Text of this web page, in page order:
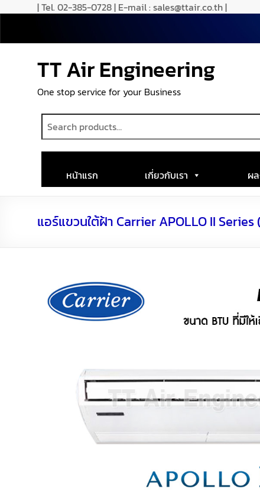
| Tel. 02-385-0728 | E-mail : sales@ttair.co.th |
TT Air Engineering
One stop service for your Business
หน้าแรก เกี่ยวกับเรา ผ
แอร์แขวนใต้ฝ้า Carrier APOLLO II Series